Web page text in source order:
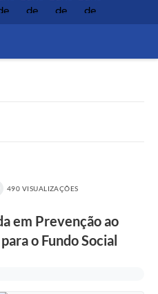
490 VISUALIZAÇÕES
em Prevenção ao
o Fundo Social